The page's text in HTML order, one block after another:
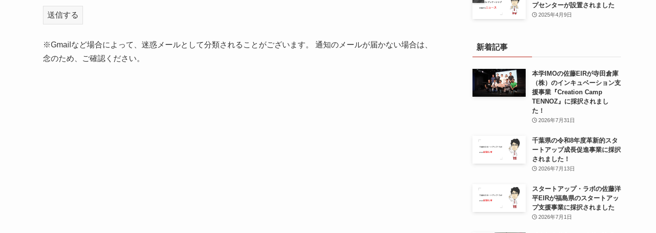
※Gmailなど場合によって、迷惑メールとして分類されることがございます。 通知のメールが届かない場合は、
念のため、ご確認ください。
プセンターが設置されました
2025年4月9日
新着記事
本学IMOの佐藤EIRが寺田倉庫
（株）のインキュベーション支
援事業『Creation Camp
TENNOZ』に採択されまし
た！
2026年7月31日
千葉県の令和8年度⾰新的スタ
ートアップ成⻑促進事業に採択
されました！
2026年7月13日
スタートアップ・ラボの佐藤洋
平EIRが福島県のスタートアッ
プ支援事業に採択されました
2026年7月1日